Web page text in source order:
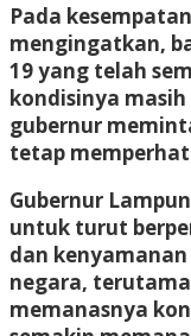
Pada
mengingatkan,
19 yang telah
kondisinya
gubernur
tetap
Gubernur
untuk turut
dan
negara,
memanasnya